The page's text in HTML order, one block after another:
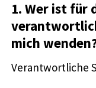
1. Wer ist für
mich
Verantwortliche